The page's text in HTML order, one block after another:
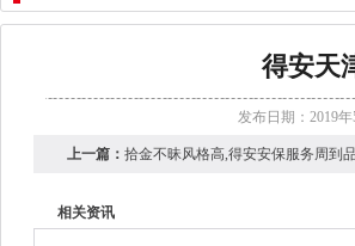
得安天
发布日期：2019
上一篇： 拾金不昧风格高,得安安保服务周到
相关资讯